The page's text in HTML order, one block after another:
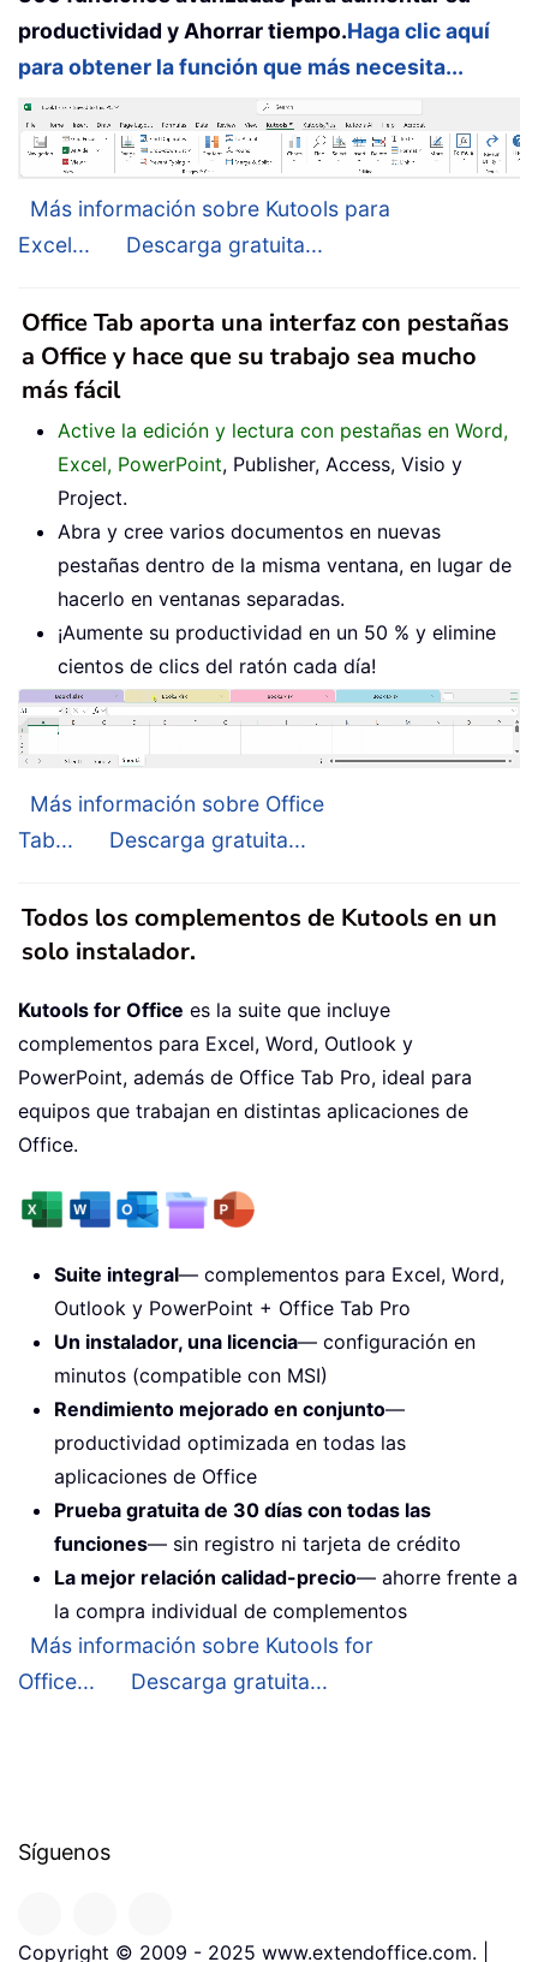
productividad y Ahorrar tiempo.Haga clic aquí
para obtener la función que más necesita...
Más información sobre Kutools para
Excel...
Descarga gratuita...
Office Tab aporta una interfaz con pestañas
a Office y hace que su trabajo sea mucho
más fácil
Active la edición y lectura con pestañas en Word,
Excel, PowerPoint, Publisher, Access, Visio y
Project.
Abra y cree varios documentos en nuevas
pestañas dentro de la misma ventana, en lugar de
hacerlo en ventanas separadas.
¡Aumente su productividad en un 50 % y elimine
cientos de clics del ratón cada día!
Más información sobre Office
Tab...
Descarga gratuita...
Todos los complementos de Kutools en un
solo instalador.
Kutools for Office es la suite que incluye
complementos para Excel, Word, Outlook y
PowerPoint, además de Office Tab Pro, ideal para
equipos que trabajan en distintas aplicaciones de
Office.
Suite integral— complementos para Excel, Word,
Outlook y PowerPoint + Office Tab Pro
Un instalador, una licencia— configuración en
minutos (compatible con MSI)
Rendimiento mejorado en conjunto—
productividad optimizada en todas las
aplicaciones de Office
Prueba gratuita de 30 días con todas las
funciones— sin registro ni tarjeta de crédito
La mejor relación calidad-precio— ahorre frente a
la compra individual de complementos
Más información sobre Kutools for
Office...
Descarga gratuita...
Síguenos
Copyright © 2009 - 2025 www.extendoffice.com. |